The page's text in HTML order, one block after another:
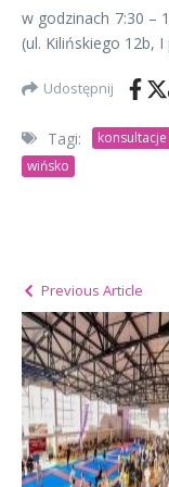
w godzinach 7:30 –
(ul. Kilińskiego 12b,
Udostępnij
Tagi: konsultacje
wińsko
Previous Article